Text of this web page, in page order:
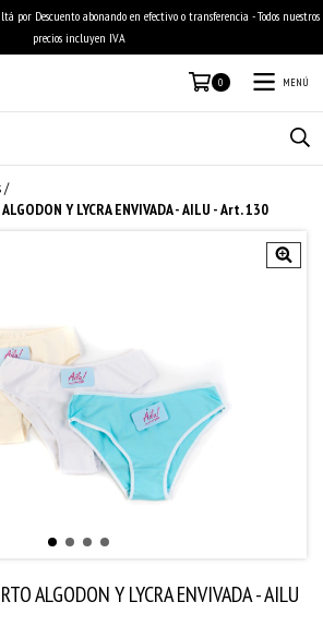
por Descuento abonando en efectivo o transferencia - Todos nuestros
precios incluyen IVA
0 MENÚ
/
Y LYCRA ENVIVADA - AILU - Art. 130
ALGODON Y LYCRA ENVIVADA - AILU